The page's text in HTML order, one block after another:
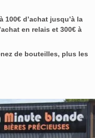
d’achat jusqu’à la
en relais et 300€ à
de bouteilles, plus les